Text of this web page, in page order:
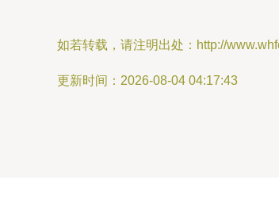
如若转载，请注明出处：http://
更新时间：2026-08-04 04:17:43